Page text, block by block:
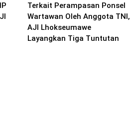
Terkait Perampasan Ponsel
Wartawan Oleh Anggota TNI,
AJI Lhokseumawe
Layangkan Tiga Tuntutan